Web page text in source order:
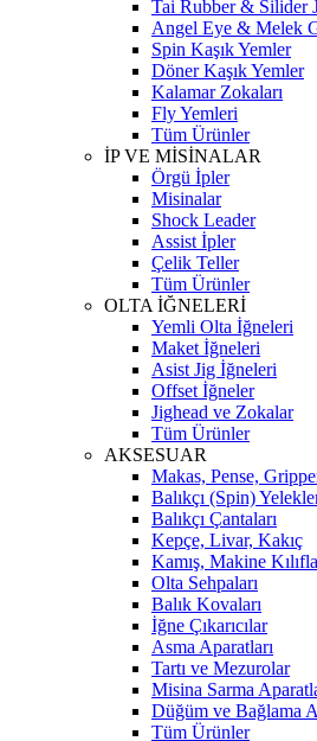
Tai Rubber & Silider
Angel Eye & Melek
Spin Kaşık Yemler
Döner Kaşık Yemler
Kalamar Zokaları
Fly Yemleri
Tüm Ürünler
İP VE MİSİNALAR
Örgü İpler
Misinalar
Shock Leader
Assist İpler
Çelik Teller
Tüm Ürünler
OLTA İĞNELERİ
Yemli Olta İğneleri
Maket İğneleri
Asist Jig İğneleri
Offset İğneler
Jighead ve Zokalar
Tüm Ürünler
AKSESUAR
Makas, Pense,
Balıkçı (Spin)
Balıkçı Çantaları
Kepçe, Livar, Kakıç
Kamış, Makine
Olta Sehpaları
Balık Kovaları
İğne Çıkarıcılar
Asma Aparatları
Tartı ve Mezurolar
Misina Sarma
Düğüm ve Bağlama
Tüm Ürünler